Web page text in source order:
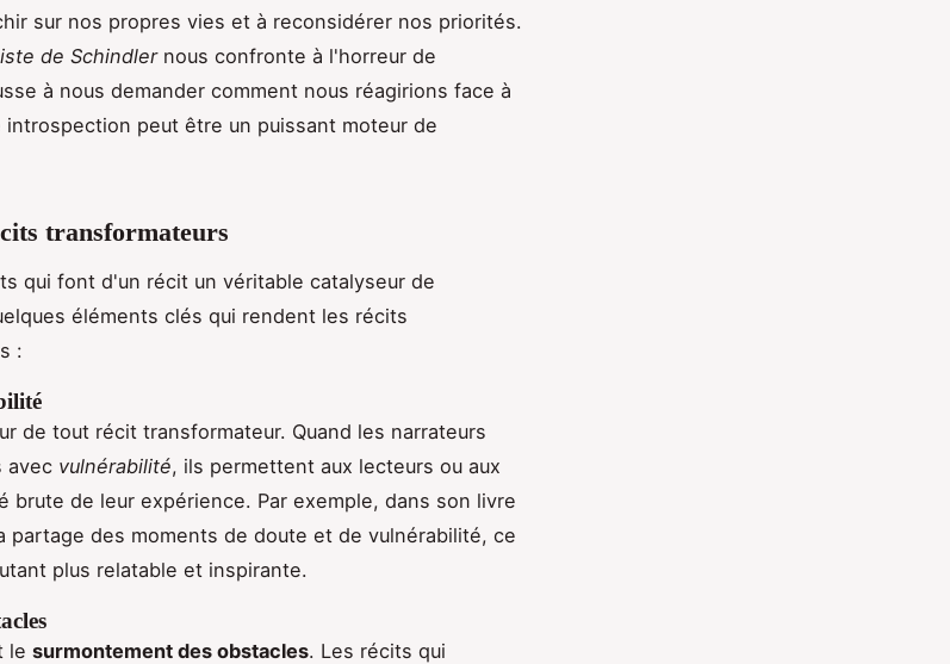
sur nos propres vies et à reconsidérer nos priorités.
de Schindlernous confronte à l'horreur de
à nous demander comment nous réagirions face à
peut être un puissant moteur de
transformateurs
qui font d'un récit un véritable catalyseur de
éléments clés qui rendent les récits
:
de tout récit transformateur. Quand les narrateurs
avec vulnérabilité, ils permettent aux lecteurs ou aux
brute de leur expérience. Par exemple, dans son livre
partage des moments de doute et de vulnérabilité, ce
plus relatable et inspirante.
le surmontement des obstacles. Les récits qui